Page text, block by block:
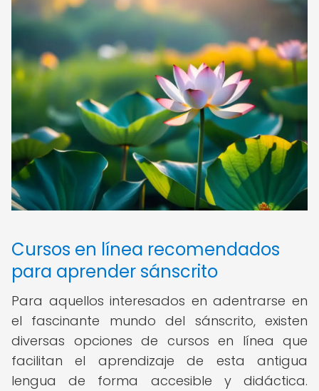
Cursos en línea recomendados
para aprender sánscrito
Para aquellos interesados en adentrarse en
el fascinante mundo del sánscrito, existen
diversas opciones de cursos en línea que
facilitan el aprendizaje de esta antigua
lengua de forma accesible y didáctica.